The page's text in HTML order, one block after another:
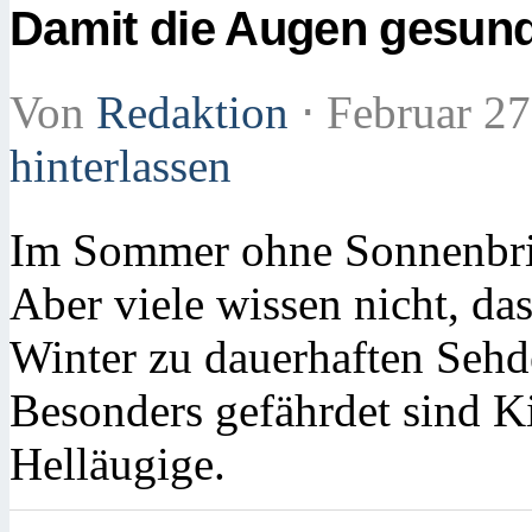
Damit die Augen
Von Redaktion ⋅ Februar
hinterlassen
Im Sommer ohne
Aber viele wissen nicht,
Winter zu dauerhaften
Besonders gefährdet sind
Helläugige.